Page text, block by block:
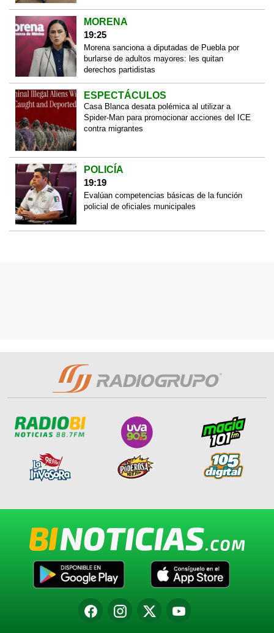
MORENA
19:25
Morena sanciona a diputadas de Puebla por
burlarse de adultos mayores: les quitan
derechos partidistas
ESPECTÁCULOS
Casa Blanca desata polémica al utilizar a
Spider-Man para promocionar acciones del ICE
contra migrantes
POLICÍA
19:19
Evalúan competencias básicas de la función
policial de oficiales municipales